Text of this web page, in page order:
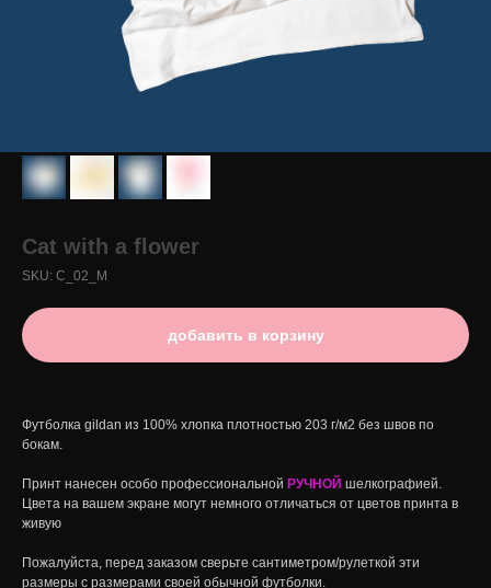
Cat with a flower
SKU: C_02_M
добавить в корзину
Футболка gildan из 100% хлопка плотностью 203 г/м2 без швов по
бокам.
Принт нанесен особо профессиональной РУЧНОЙ шелкографией.
Цвета на вашем экране могут немного отличаться от цветов принта в
живую
Пожалуйста, перед заказом сверьте сантиметром/рулеткой эти
размеры с размерами своей обычной футболки.